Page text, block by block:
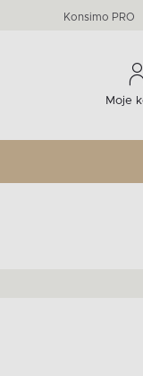
Konsimo PRO
Moje
Komody, szafki
-33 %
Liczba produktów:60
produktów:274